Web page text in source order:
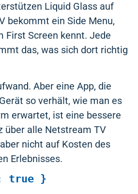
Liquid Glass auf
bekommt ein Side Menu,
First Screen kennt. Jede
das, was sich dort richtig
Aber eine App, die
so verhält, wie man es
erwartet, ist eine bessere
über alle Netstream TV
nicht auf Kosten des
Erlebnisses.
true }